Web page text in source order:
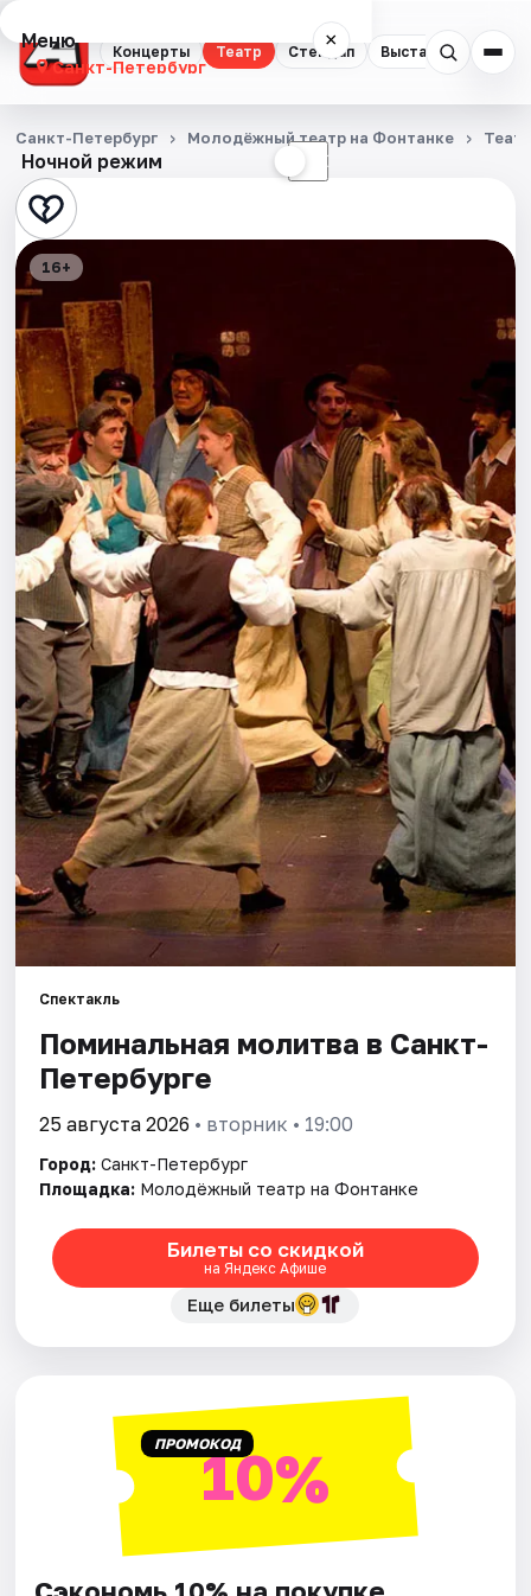
Концерты Театр Стендап Выставки
Меню ×
Санкт-Петербург
Концерты
Театр
Стендап
Выставки
Квесты
Экскурсии
Спорт
События
Города
Площадки
Артисты
Рейтинги
Ночной режим ☾
Санкт-Петербург Молодёжный театр на Фонтанке
16+
Спектакль
Поминальная молитва в Санкт-
Петербурге
25 августа 2026 • вторник • 19:00
Город: Санкт-Петербург
Площадка: Молодёжный театр на Фонтанке
Билеты со скидкой
на Яндекс Афише
Еще билеты
ПРОМОКОД10%